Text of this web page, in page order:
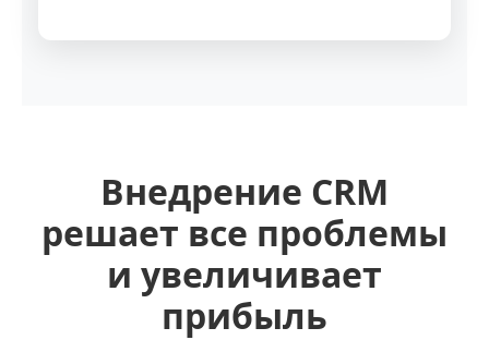
Внедрение CRM
решает все проблемы
и увеличивает
прибыль